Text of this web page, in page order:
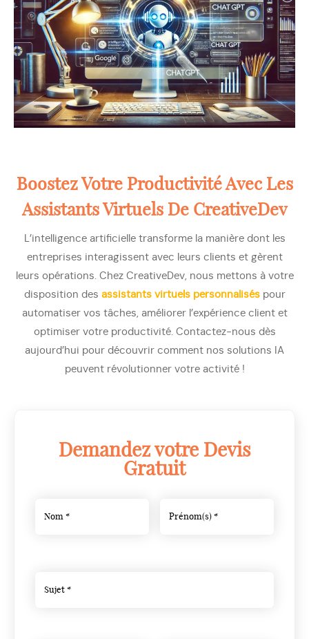
Boostez Votre Productivité Avec Les
Assistants Virtuels De CreativeDev
L’intelligence artificielle transforme la manière dont les
entreprises interagissent avec leurs clients et gèrent
leurs opérations. Chez CreativeDev, nous mettons à votre
disposition des assistants virtuels personnaliséspour
automatiser vos tâches, améliorer l’expérience client et
optimiser votre productivité. Contactez-nous dès
aujourd’hui pour découvrir comment nos solutions IA
peuvent révolutionner votre activité !
Demandez votre Devis
Gratuit